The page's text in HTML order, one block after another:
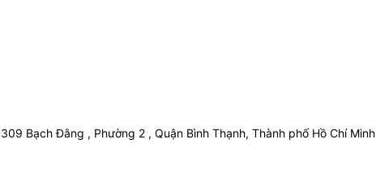
Bạch Đằng , Phường 2 , Quận Bình Thạnh, Thành phố Hồ Chí Minh